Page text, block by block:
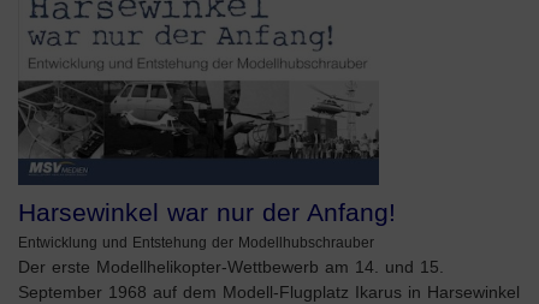
Harsewinkel war nur der Anfang!
Entwicklung und Entstehung der Modellhubschrauber
Der erste Modellhelikopter-Wettbewerb am 14. und 15.
September 1968 auf dem Modell-Flugplatz Ikarus in Harsewinkel